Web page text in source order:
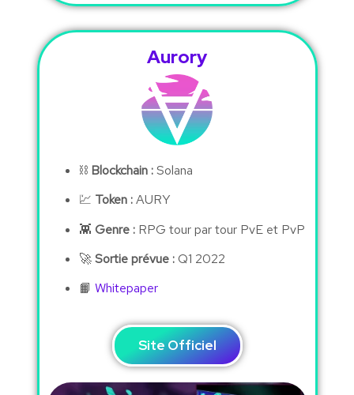
Aurory
⛓ Blockchain :Solana
💹 Token :AURY
👾 Genre :RPG tour par tour PvE et PvP
🚀Sortie prévue :Q1 2022
📙 Whitepaper
Site Officiel